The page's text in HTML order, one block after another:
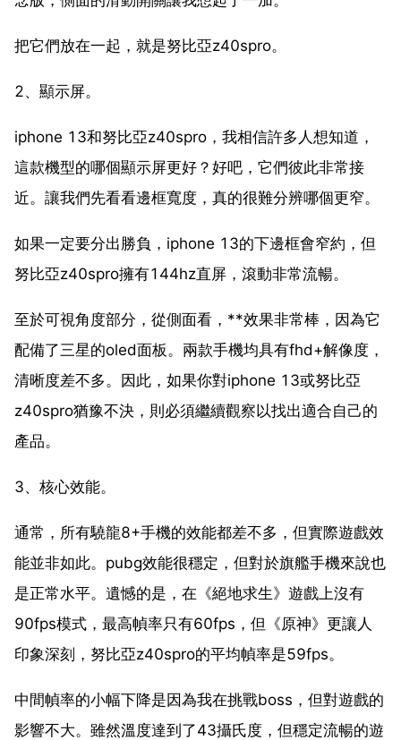
把它們放在一起，就是努比亞z40spro。
2、顯示屏。
iphone 13和努比亞z40spro，我相信許多人想知道，
這款機型的哪個顯示屏更好？好吧，它們彼此非常接
近。讓我們先看看邊框寬度，真的很難分辨哪個更窄。
如果一定要分出勝負，iphone 13的下邊框會窄約，但
努比亞z40spro擁有144hz直屏，滾動非常流暢。
至於可視角度部分，從側面看，**效果非常棒，因為它
配備了三星的oled面板。兩款手機均具有fhd+解像度，
清晰度差不多。因此，如果你對iphone 13或努比亞
z40spro猶豫不決，則必須繼續觀察以找出適合自己的
產品。
3、核心效能。
通常，所有驍龍8+手機的效能都差不多，但實際遊戲效
能並非如此。pubg效能很穩定，但對於旗艦手機來說也
是正常水平。遺憾的是，在《絕地求生》遊戲上沒有
90fps模式，最高幀率只有60fps，但《原神》更讓人
印象深刻，努比亞z40spro的平均幀率是59fps。
中間幀率的小幅下降是因為我在挑戰boss，但對遊戲的
影響不大。雖然溫度達到了43攝氏度，但穩定流暢的遊